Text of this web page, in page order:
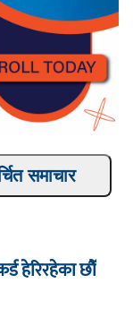
समाचार
हेरिरहेका छौँ